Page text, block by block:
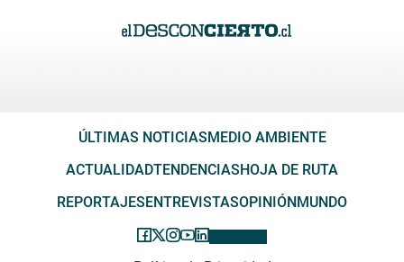
ÚLTIMAS NOTICIAS MEDIO AMBIENTE
ACTUALIDADTENDENCIAS HOJA DE RUTA
REPORTAJES ENTREVISTASOPINIÓN MUNDO